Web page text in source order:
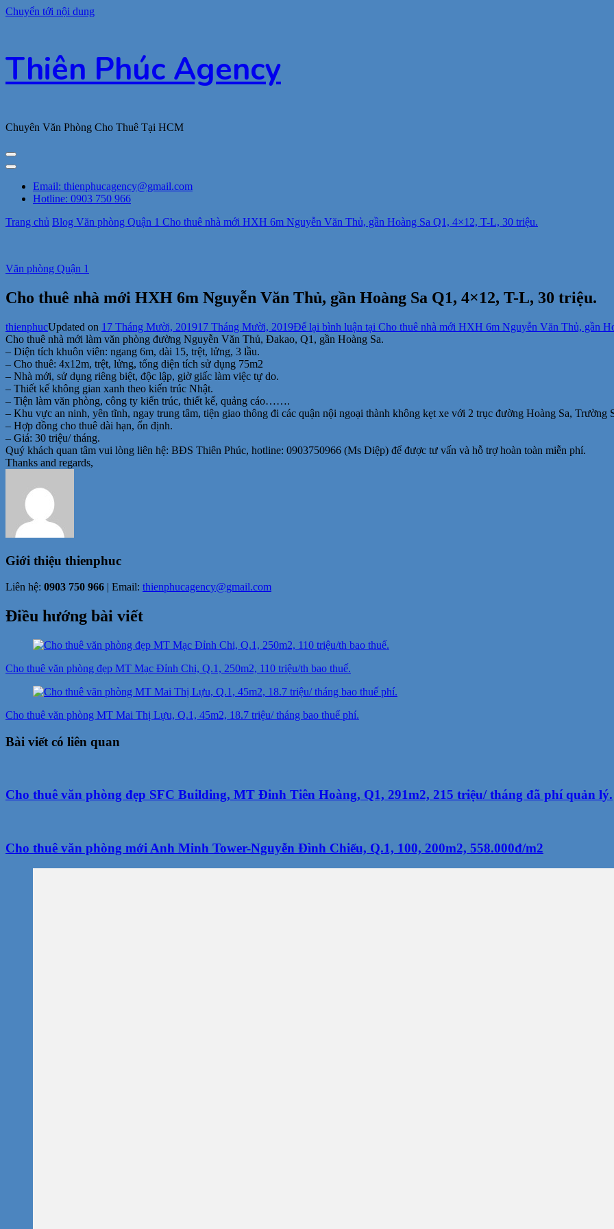
Chuyển tới nội dung
Thiên Phúc Agency
Chuyên Văn Phòng Cho Thuê Tại HCM
Email: thienphucagency@gmail.com
Hotline: 0903 750 966
Trang chủ Blog Văn phòng Quận 1 Cho thuê nhà mới HXH 6m Nguyễn Văn Thủ, gần Hoàng Sa Q1, 4×12, T-L, 30 triệu.
Văn phòng Quận 1
Cho thuê nhà mới HXH 6m Nguyễn Văn Thủ, gần Hoàng Sa Q1, 4×12, T-L, 30 triệu.
thienphucUpdated on 17 Tháng Mười, 201917 Tháng Mười, 2019Để lại bình luận tại Cho thuê nhà mới HXH 6m Nguyễn Văn Thủ, gần
Cho thuê nhà mới làm văn phòng đường Nguyễn Văn Thủ, Đakao, Q1, gần Hoàng Sa.
– Diện tích khuôn viên: ngang 6m, dài 15, trệt, lửng, 3 lầu.
– Cho thuê: 4x12m, trệt, lửng, tổng diện tích sử dụng 75m2
– Nhà mới, sử dụng riêng biệt, độc lập, giờ giấc làm việc tự do.
– Thiết kế không gian xanh theo kiến trúc Nhật.
– Tiện làm văn phòng, công ty kiến trúc, thiết kế, quảng cáo…….
– Khu vực an ninh, yên tĩnh, ngay trung tâm, tiện giao thông đi các quận nội ngoại thành không kẹt xe với 2 trục đường Hoàng Sa, Trường
– Hợp đồng cho thuê dài hạn, ổn định.
– Giá: 30 triệu/ tháng.
Quý khách quan tâm vui lòng liên hệ: BĐS Thiên Phúc, hotline: 0903750966 (Ms Diệp) để được tư vấn và hỗ trợ hoàn toàn miễn phí.
Thanks and regards,
Giới thiệu thienphuc
Liên hệ: 0903 750 966 | Email: thienphucagency@gmail.com
Điều hướng bài viết
Cho thuê văn phòng đẹp MT Mạc Đỉnh Chi, Q.1, 250m2, 110 triệu/th bao thuế.
Cho thuê văn phòng MT Mai Thị Lựu, Q.1, 45m2, 18.7 triệu/ tháng bao thuế phí.
Bài viết có liên quan
Cho thuê văn phòng đẹp SFC Building, MT Đinh Tiên Hoàng, Q1, 291m2, 215 triệu/ tháng đã phí quản lý.
Cho thuê văn phòng mới Anh Minh Tower-Nguyễn Đình Chiểu, Q.1, 100, 200m2, 558.000đ/m2